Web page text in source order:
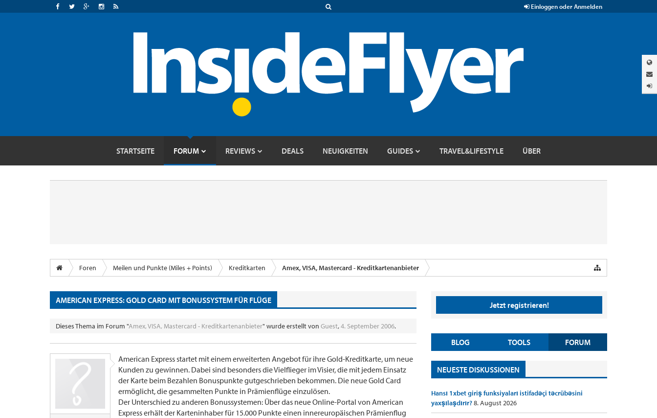
Einloggen oder Anmelden
STARTSEITE FORUM REVIEWS DEALS NEUIGKEITEN GUIDES TRAVEL&LIFESTYLE ÜBER
Foren Meilen und Punkte (Miles + Points) Kreditkarten Amex, VISA, Mastercard - Kreditkartenanbieter
AMERICAN EXPRESS: GOLD CARD MIT BONUSSYSTEM FÜR FLÜGE
Dieses Thema im Forum "Amex, VISA, Mastercard - Kreditkartenanbieter" wurde erstellt von Guest,4. September 2006.
American Express startet mit einem erweiterten Angebot für ihre Gold-Kreditkarte, um neue
Kunden zu gewinnen. Dabei sind besonders die Vielflieger im Visier, die mit jedem Einsatz
der Karte beim Bezahlen Bonuspunkte gutgeschrieben bekommen. Die neue Gold Card
ermöglicht, die gesammelten Punkte in Prämienflüge einzulösen.
Der Unterschied zu anderen Bonussystemen: Über das neue Online-Portal von American
Express erhält der Karteninhaber für 15.000 Punkte einen innereuropäischen Prämienflug
Jetzt registrieren!
BLOG TOOLS FORUM
NEUESTE DISKUSSIONEN
Hansı 1xbet giriş funksiyaları istifadəçi təcrübəsini
yaxşılaşdırır?8. August 2026